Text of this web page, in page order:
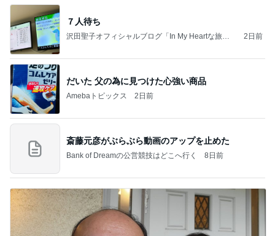
７人待ち
沢田聖子オフィシャルブログ「In My Heartな旅日
2日前
だいた 父の為に見つけた心強い商品
Amebaトピックス 2日前
斎藤元彦がぶらぶら動画のアップを止めた
Bank of Dreamの公営競技はどこへ行く 8日前